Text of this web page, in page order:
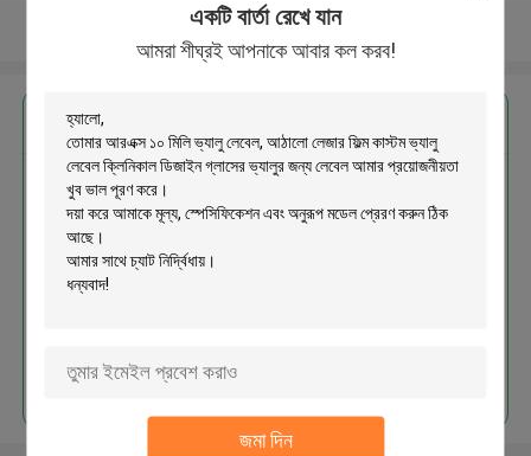
একটি বার্তা রেখে যান
আমরা শীঘ্রই আপনাকে আবার কল করব!
জমা দিন
আরো দেখুন
ফিল্ম কাস্টম ভ্যালু লেবেল ক্লিনিকাল ডিজাইন
চালিয়ে